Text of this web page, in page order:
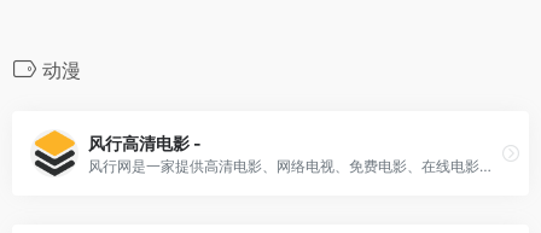
动漫
风行高清电影 -
风行网是一家提供高清电影、网络电视、免费电影、在线电影和电影下载等服务的新一代视频平台。该平台集合了各种类型的视频内容，包括电视剧、综艺、动漫以及体育赛事等等。作为一个全平台的视频服务提供商，风行网已经累积了7亿用户。该平台还为传媒机构和品牌提供了广告服务。